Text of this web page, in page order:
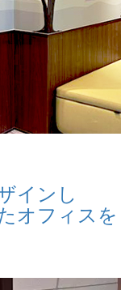
インし
オフィスを